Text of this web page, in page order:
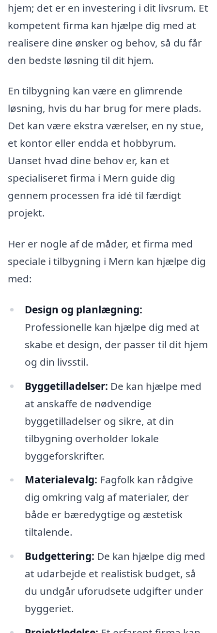
hjem; det er en investering i dit livsrum. Et
kompetent firma kan hjælpe dig med at
realisere dine ønsker og behov, så du får
den bedste løsning til dit hjem.
En tilbygning kan være en glimrende
løsning, hvis du har brug for mere plads.
Det kan være ekstra værelser, en ny stue,
et kontor eller endda et hobbyrum.
Uanset hvad dine behov er, kan et
specialiseret firma i Mern guide dig
gennem processen fra idé til færdigt
projekt.
Her er nogle af de måder, et firma med
speciale i tilbygning i Mern kan hjælpe dig
med:
Design og planlægning:
Professionelle kan hjælpe dig med at
skabe et design, der passer til dit hjem
og din livsstil.
Byggetilladelser: De kan hjælpe med
at anskaffe de nødvendige
byggetilladelser og sikre, at din
tilbygning overholder lokale
byggeforskrifter.
Materialevalg: Fagfolk kan rådgive
dig omkring valg af materialer, der
både er bæredygtige og æstetisk
tiltalende.
Budgettering: De kan hjælpe dig med
at udarbejde et realistisk budget, så
du undgår uforudsete udgifter under
byggeriet.